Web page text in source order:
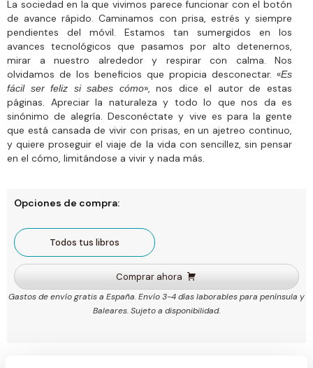
La sociedad en la que vivimos parece funcionar con el botón
de avance rápido. Caminamos con prisa, estrés y siempre
pendientes del móvil. Estamos tan sumergidos en los
avances tecnológicos que pasamos por alto detenernos,
mirar a nuestro alrededor y respirar con calma. Nos
olvidamos de los beneficios que propicia desconectar. «Es
fácil ser feliz si sabes cómo», nos dice el autor de estas
páginas. Apreciar la naturaleza y todo lo que nos da es
sinónimo de alegría. Desconéctate y vive es para la gente
que está cansada de vivir con prisas, en un ajetreo continuo,
y quiere proseguir el viaje de la vida con sencillez, sin pensar
en el cómo, limitándose a vivir y nada más.
Opciones de compra:
Todos tus libros
Comprar ahora
Gastos de envío gratis a España. Envío 3-4 días laborables para península y
Baleares. Sujeto a disponibilidad.